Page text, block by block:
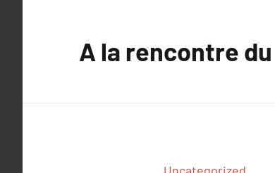
A la rencontre